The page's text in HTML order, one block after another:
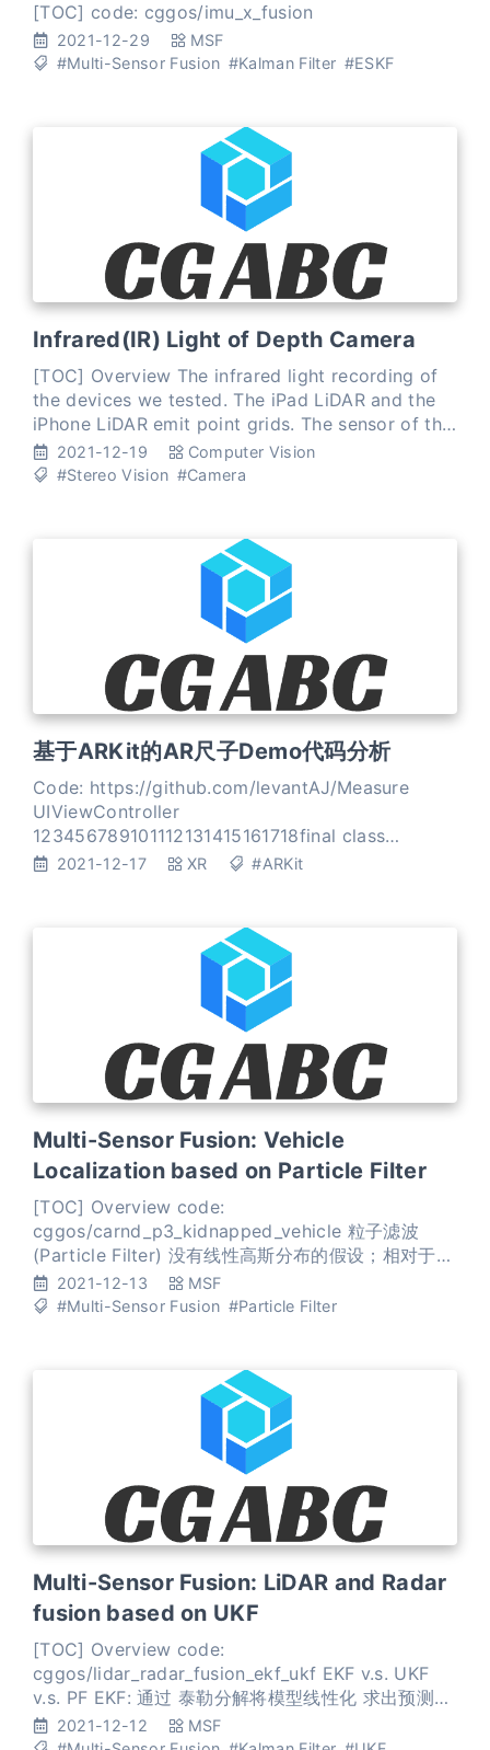
based on ESKF
[TOC] code: cggos/imu_x_fusion
2021-12-29
MSF
#Multi-Sensor Fusion #Kalman Filter #ESKF
Infrared(IR) Light of Depth Camera
[TOC] Overview The infrared light recording of
the devices we tested. The iPad LiDAR and the
iPhone LiDAR emit point grids. The sensor of the
Note10+ ToF flashes scattered light. The Pixel
uses only i
2021-12-19
Computer Vision
#Stereo Vision #Camera
基于ARKit的AR尺子Demo代码分析
Code: https://github.com/levantAJ/Measure
UIViewController
123456789101112131415161718final class
ViewController: UIViewController { override func
2021-12-17 XR #ARKit
Multi-Sensor Fusion: Vehicle
Localization based on Particle Filter
[TOC] Overview code:
cggos/carnd_p3_kidnapped_vehicle 粒子滤波
(Particle Filter) 没有线性高斯分布的假设；相对于直
方图滤波，粒子滤波(Particle Filter)不需要对状态空
间进行区间划分。粒子滤波算法采用很多粒子对置信
2021-12-13
MSF
#Multi-Sensor Fusion #Particle Filter
Multi-Sensor Fusion: LiDAR and Radar
fusion based on UKF
[TOC] Overview code:
cggos/lidar_radar_fusion_ekf_ukf EKF v.s. UKF
v.s. PF EKF: 通过 泰勒分解将模型线性化 求出预测模
型的概率均值和方差 线性、高斯 对于非线性问题，
EKF除了计算量大，还有线性误差的影响 UKF: 通过
2021-12-12
MSF